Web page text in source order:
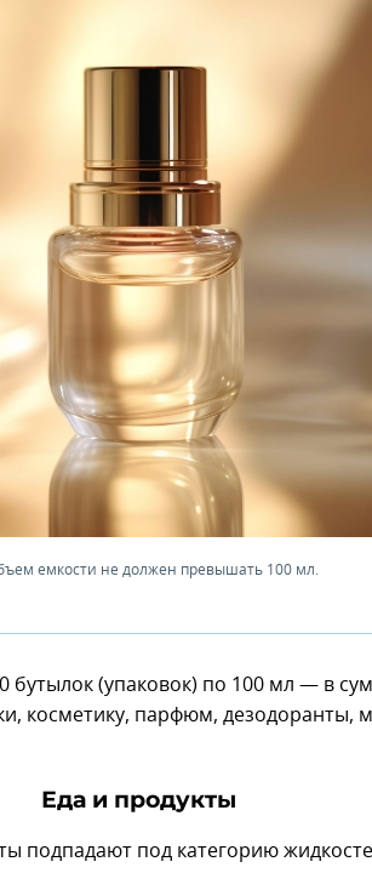
емкости не должен превышать 100 мл.
бутылок (упаковок) по 100 мл — в
косметику, парфюм, дезодоранты,
Еда и продукты
подпадают под категорию